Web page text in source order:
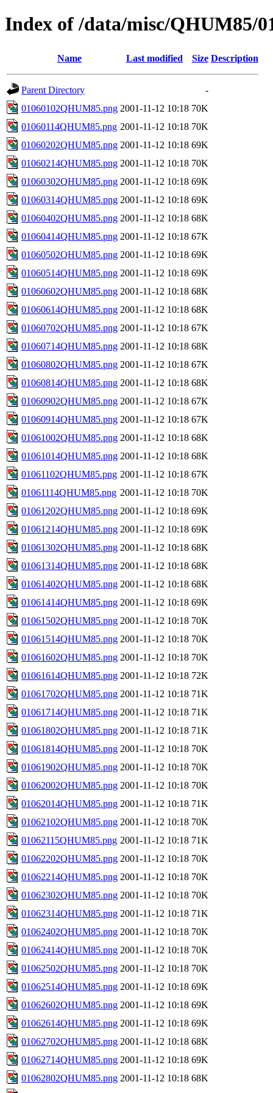
Index of /data/misc/QHUM85/
Name Last modified Size Description
Parent Directory
-
01060102QHUM85.png 2001-11-12 10:18 70K
01060114QHUM85.png 2001-11-12 10:18 70K
01060202QHUM85.png 2001-11-12 10:18 69K
01060214QHUM85.png 2001-11-12 10:18 70K
01060302QHUM85.png 2001-11-12 10:18 69K
01060314QHUM85.png 2001-11-12 10:18 69K
01060402QHUM85.png 2001-11-12 10:18 68K
01060414QHUM85.png 2001-11-12 10:18 67K
01060502QHUM85.png 2001-11-12 10:18 69K
01060514QHUM85.png 2001-11-12 10:18 69K
01060602QHUM85.png 2001-11-12 10:18 68K
01060614QHUM85.png 2001-11-12 10:18 68K
01060702QHUM85.png 2001-11-12 10:18 67K
01060714QHUM85.png 2001-11-12 10:18 68K
01060802QHUM85.png 2001-11-12 10:18 67K
01060814QHUM85.png 2001-11-12 10:18 68K
01060902QHUM85.png 2001-11-12 10:18 67K
01060914QHUM85.png 2001-11-12 10:18 67K
01061002QHUM85.png 2001-11-12 10:18 68K
01061014QHUM85.png 2001-11-12 10:18 68K
01061102QHUM85.png 2001-11-12 10:18 67K
01061114QHUM85.png 2001-11-12 10:18 70K
01061202QHUM85.png 2001-11-12 10:18 69K
01061214QHUM85.png 2001-11-12 10:18 69K
01061302QHUM85.png 2001-11-12 10:18 68K
01061314QHUM85.png 2001-11-12 10:18 68K
01061402QHUM85.png 2001-11-12 10:18 68K
01061414QHUM85.png 2001-11-12 10:18 69K
01061502QHUM85.png 2001-11-12 10:18 70K
01061514QHUM85.png 2001-11-12 10:18 70K
01061602QHUM85.png 2001-11-12 10:18 70K
01061614QHUM85.png 2001-11-12 10:18 72K
01061702QHUM85.png 2001-11-12 10:18 71K
01061714QHUM85.png 2001-11-12 10:18 71K
01061802QHUM85.png 2001-11-12 10:18 71K
01061814QHUM85.png 2001-11-12 10:18 70K
01061902QHUM85.png 2001-11-12 10:18 70K
01062002QHUM85.png 2001-11-12 10:18 70K
01062014QHUM85.png 2001-11-12 10:18 71K
01062102QHUM85.png 2001-11-12 10:18 70K
01062115QHUM85.png 2001-11-12 10:18 71K
01062202QHUM85.png 2001-11-12 10:18 70K
01062214QHUM85.png 2001-11-12 10:18 70K
01062302QHUM85.png 2001-11-12 10:18 70K
01062314QHUM85.png 2001-11-12 10:18 71K
01062402QHUM85.png 2001-11-12 10:18 70K
01062414QHUM85.png 2001-11-12 10:18 70K
01062502QHUM85.png 2001-11-12 10:18 70K
01062514QHUM85.png 2001-11-12 10:18 69K
01062602QHUM85.png 2001-11-12 10:18 69K
01062614QHUM85.png 2001-11-12 10:18 69K
01062702QHUM85.png 2001-11-12 10:18 68K
01062714QHUM85.png 2001-11-12 10:18 69K
01062802QHUM85.png 2001-11-12 10:18 68K